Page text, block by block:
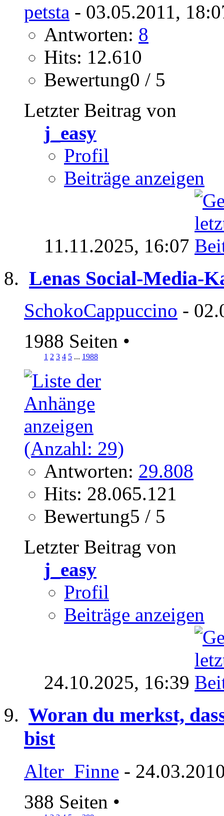
petsta - 03.05.2011,
Antworten: 8
Hits: 12.610
Bewertung0 / 5
Letzter Beitrag von
j_easy
Profil
Beiträge anzeigen
11.11.2025, 16:07
Lenas Social-Media-
SchokoCappuccino -
1988 Seiten •
1 2 3 4 5 ... 1988
Antworten: 29.808
Hits: 28.065.121
Bewertung5 / 5
Letzter Beitrag von
j_easy
Profil
Beiträge anzeigen
24.10.2025, 16:39
Woran du merkst,
bist
Alter_Finne -
388 Seiten •